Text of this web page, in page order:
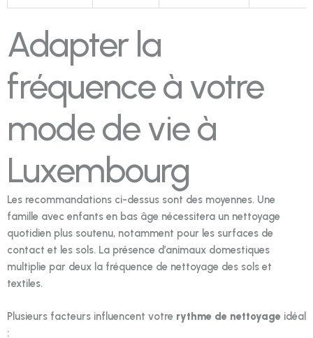
Adapter la
fréquence à votre
mode de vie à
Luxembourg
Les recommandations ci-dessus sont des moyennes. Une
famille avec enfants en bas âge nécessitera un nettoyage
quotidien plus soutenu, notamment pour les surfaces de
contact et les sols. La présence d’animaux domestiques
multiplie par deux la fréquence de nettoyage des sols et
textiles.
Plusieurs facteurs influencent votre rythme de nettoyage idéal
: